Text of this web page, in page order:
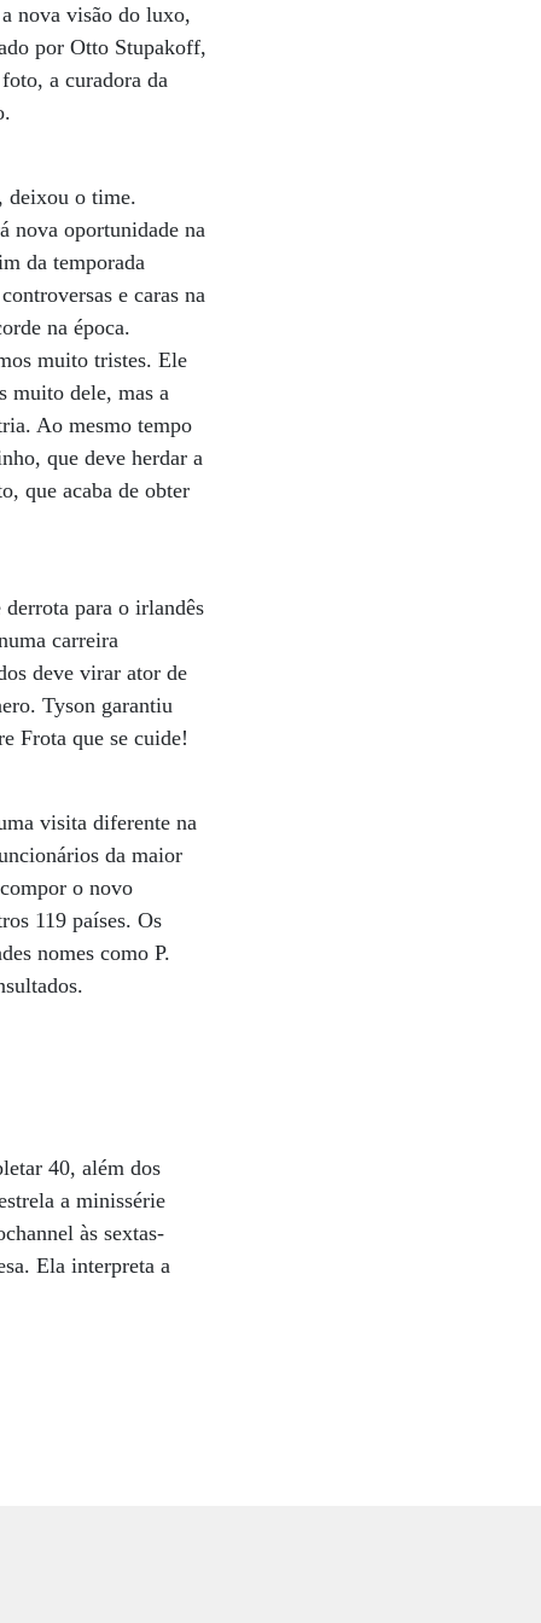
nova visão do luxo,
por Otto Stupakoff,
a curadora da
deixou o time.
nova oportunidade na
da temporada
e caras na
na época.
muito tristes. Ele
muito dele, mas a
Ao mesmo tempo
que deve herdar a
que acaba de obter
para o irlandês
carreira
deve virar ator de
Tyson garantiu
Frota que se cuide!
visita diferente na
da maior
o novo
119 países. Os
nomes como P.
40, além dos
a minissérie
às sextas-
Ela interpreta a